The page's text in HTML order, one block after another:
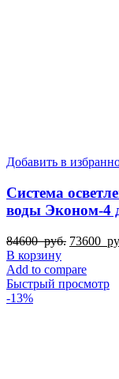
Добавить в
Система
воды Эконом-4
84600руб.
84600
73600
В корзину
Add to compare
Быстрый просмотр
-13%